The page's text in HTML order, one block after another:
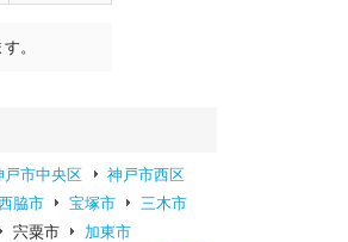
。
戸市中央区
神戸市西区
脇市 宝塚市
三木市
宍粟市
加東市